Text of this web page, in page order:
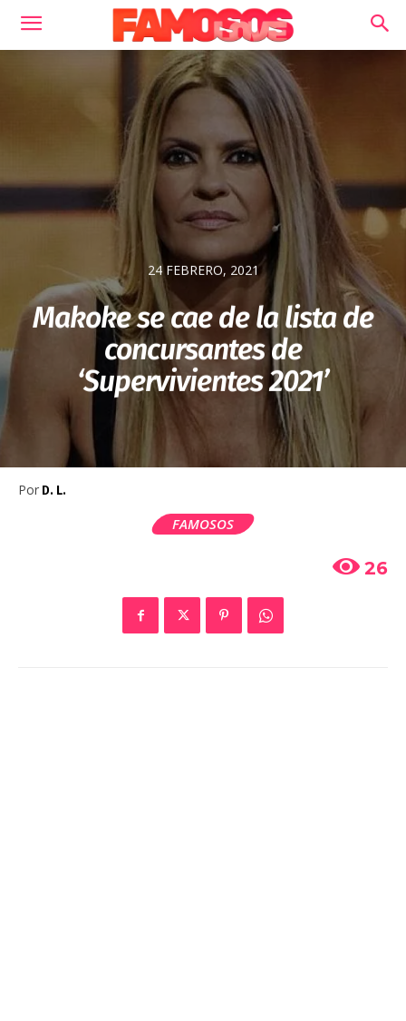
24 FEBRERO, 2021
Makoke se cae de la lista de
concursantes de
‘Supervivientes 2021’
Por D. L.
FAMOSOS
26